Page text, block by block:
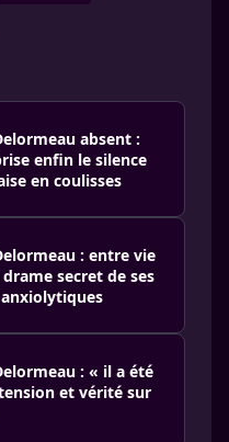
absent :
enfin le silence
en coulisses
: entre vie
secret de ses
: « il a été
et vérité sur